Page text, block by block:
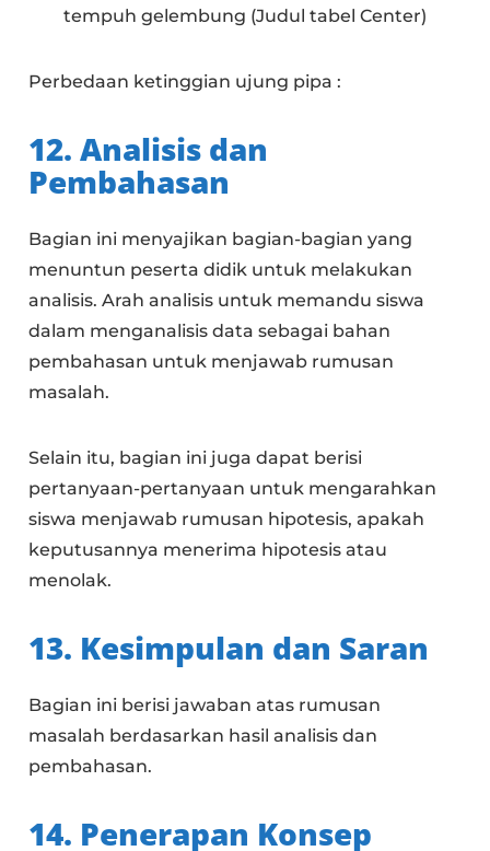
tempuh gelembung (Judul tabel Center)
Perbedaan ketinggian ujung pipa :
12. Analisis dan
Pembahasan
Bagian ini menyajikan bagian-bagian yang
menuntun peserta didik untuk melakukan
analisis. Arah analisis untuk memandu siswa
dalam menganalisis data sebagai bahan
pembahasan untuk menjawab rumusan
masalah.
Selain itu, bagian ini juga dapat berisi
pertanyaan-pertanyaan untuk mengarahkan
siswa menjawab rumusan hipotesis, apakah
keputusannya menerima hipotesis atau
menolak.
13. Kesimpulan dan Saran
Bagian ini berisi jawaban atas rumusan
masalah berdasarkan hasil analisis dan
pembahasan.
14. Penerapan Konsep